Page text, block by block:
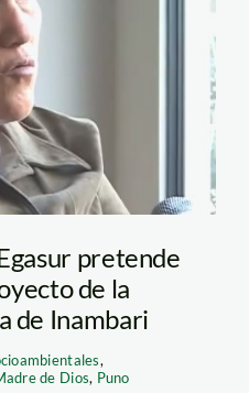
pretende
de la
de Inambari
,
de Dios, Puno